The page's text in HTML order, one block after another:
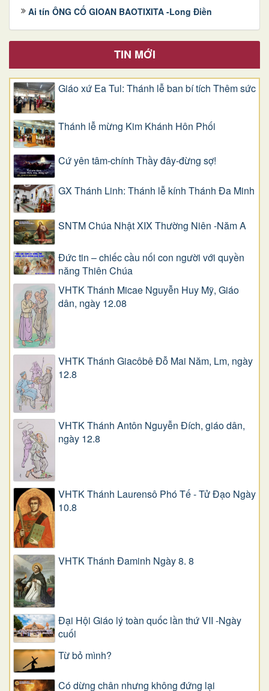
Ai tín ÔNG CỐ GIOAN BAOTIXITA -Long Điền
TIN MỚI
Giáo xứ Ea Tul: Thánh lễ ban bí tích Thêm sức
Thánh lễ mừng Kim Khánh Hôn Phối
Cứ yên tâm-chính Thầy đây-đừng sợ!
GX Thánh Linh: Thánh lễ kính Thánh Đa Minh
SNTM Chúa Nhật XIX Thường Niên -Năm A
Đức tin – chiếc cầu nối con người với quyền
năng Thiên Chúa
VHTK Thánh Micae Nguyễn Huy Mỹ, Giáo
dân, ngày 12.08
VHTK Thánh Giacôbê Ðỗ Mai Năm, Lm, ngày
12.8
VHTK Thánh Antôn Nguyễn Ðích, giáo dân,
ngày 12.8
VHTK Thánh Laurensô Phó Tế - Tử Đạo Ngày
10.8
VHTK Thánh Đaminh Ngày 8. 8
Đại Hội Giáo lý toàn quốc lần thứ VII -Ngày
cuối
Từ bỏ mình?
Có dừng chân nhưng không đứng lại